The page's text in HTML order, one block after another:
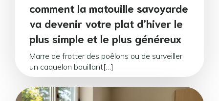
comment la matouille savoyarde
va devenir votre plat d’hiver le
plus simple et le plus généreux
Marre de frotter des poêlons ou de surveiller
un caquelon bouillant[…]